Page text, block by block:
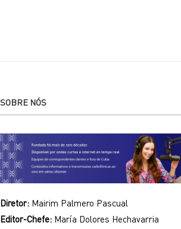
SOBRE NÓS
Diretor: Mairim Palmero Pascual
Editor-Chefe: María Dolores Hechavarria